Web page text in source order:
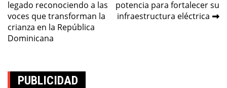
entradas
legado reconociendo a las
voces que transforman la
crianza en la República
Dominicana
potencia para fortalecer su
infraestructura eléctrica
PUBLICIDAD